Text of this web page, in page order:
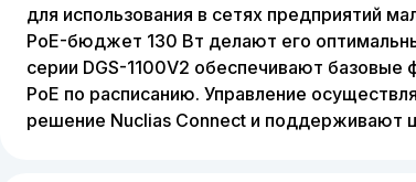
для использования в сетях предприятий
PoE-бюджет 130 Вт делают его
серии DGS-1100V2 обеспечивают
PoE по расписанию. Управление
решение Nuclias Connect и поддерживают